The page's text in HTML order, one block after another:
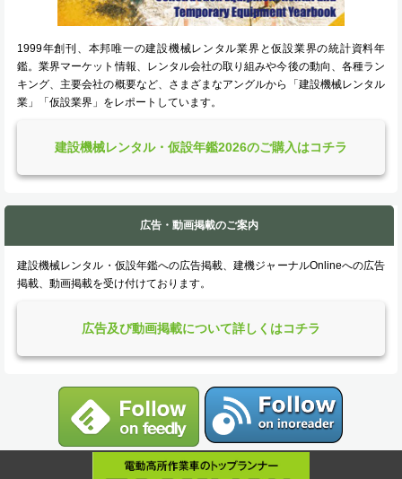
1999年創刊、本邦唯一の建設機械レンタル業界と仮設業界の統計資料年
鑑。業界マーケット情報、レンタル会社の取り組みや今後の動向、各種ラン
キング、主要会社の概要など、さまざまなアングルから「建設機械レンタル
業」「仮設業界」をレポートしています。
建設機械レンタル・仮設年鑑2026のご購入はコチラ
広告・動画掲載のご案内
建設機械レンタル・仮設年鑑への広告掲載、建機ジャーナルOnlineへの広告
掲載、動画掲載を受け付けております。
広告及び動画掲載について詳しくはコチラ